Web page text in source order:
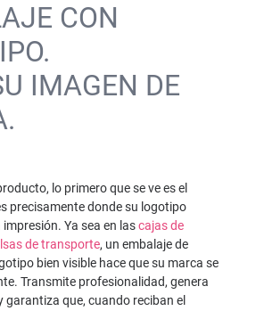
CON
IMAGEN DE
lo primero que se ve es el
precisamente donde su logotipo
Ya sea en lascajas de
de transporte, un embalaje de
bien visible hace que su marca se
Transmite profesionalidad, genera
garantiza que, cuando reciban el